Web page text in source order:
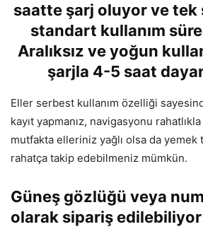
saatte şarj oluyor ve tek
standart kullanım
Aralıksız ve yoğun
şarjla 4-5 saat
Eller serbest kullanım özelliği
kayıt yapmanız, navigasyonu
mutfakta elleriniz yağlı olsa da yemek
rahatça takip edebilmeniz mümkün.
Güneş gözlüğü veya
olarak sipariş edilebiliyor